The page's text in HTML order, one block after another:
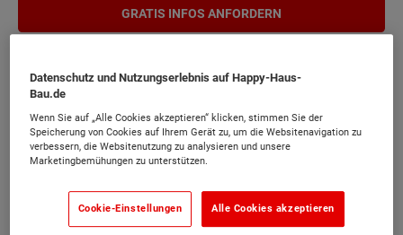
GRATIS INFOS ANFORDERN
Ihr Zeitplan für den Umzug ins
Eigenheim
Bei aller Aufregung, die bei einem Umzug ins
eigene Haus ganz normal ist, sollte man
dennoch schon einige Zeit vorher an gewisse
Dinge denken. Denn je näher der Umzugstermin
Datenschutz und Nutzungserlebnis auf Happy-Haus-
Bau.de
Wenn Sie auf „Alle Cookies akzeptieren“ klicken, stimmen Sie der
Speicherung von Cookies auf Ihrem Gerät zu, um die Websitenavigation zu
verbessern, die Websitenutzung zu analysieren und unsere
Marketingbemühungen zu unterstützen.
Cookie-Einstellungen Alle Cookies akzeptieren